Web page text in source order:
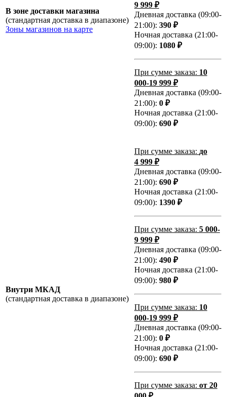
В зоне доставки магазина
(стандартная доставка в диапазоне)
Зоны магазинов на карте
9 999 ₽
Дневная доставка (09:00-
21:00): 390 ₽
Ночная доставка (21:00-
09:00): 1080 ₽
При сумме заказа: 10
000-19 999 ₽
Дневная доставка (09:00-
21:00): 0 ₽
Ночная доставка (21:00-
09:00): 690 ₽
Внутри МКАД
(стандартная доставка в диапазоне)
При сумме заказа: до
4 999 ₽
Дневная доставка (09:00-
21:00): 690 ₽
Ночная доставка (21:00-
09:00): 1390 ₽
При сумме заказа: 5 000-
9 999 ₽
Дневная доставка (09:00-
21:00): 490 ₽
Ночная доставка (21:00-
09:00): 980 ₽
При сумме заказа: 10
000-19 999 ₽
Дневная доставка (09:00-
21:00): 0 ₽
Ночная доставка (21:00-
09:00): 690 ₽
При сумме заказа: от 20